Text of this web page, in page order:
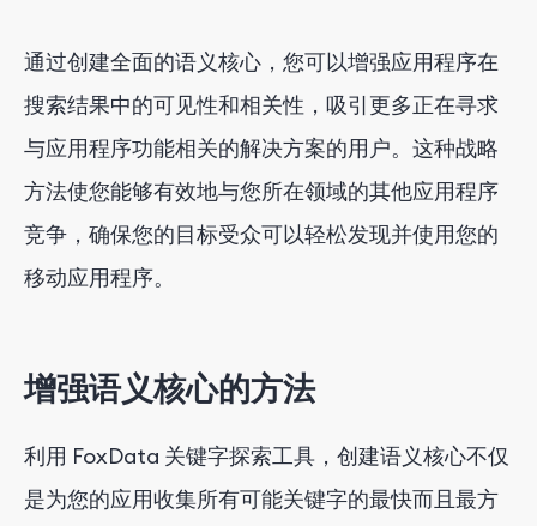
通过创建全面的语义核心，您可以增强应用程序在
搜索结果中的可见性和相关性，吸引更多正在寻求
与应用程序功能相关的解决方案的用户。这种战略
方法使您能够有效地与您所在领域的其他应用程序
竞争，确保您的目标受众可以轻松发现并使用您的
移动应用程序。
增强语义核心的方法
利用 FoxData 关键字探索工具，创建语义核心不仅
是为您的应用收集所有可能关键字的最快而且最方